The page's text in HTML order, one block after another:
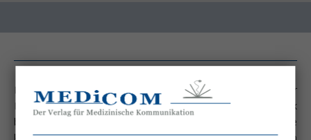
Die Idee, eine systemische Entzündungsreaktion bei schwerer
Pneumonie mit Kortikosteroiden abzumildern, datiert zurück
bis in die fünfziger Jahre des letzten Jahrhunderts. Positive